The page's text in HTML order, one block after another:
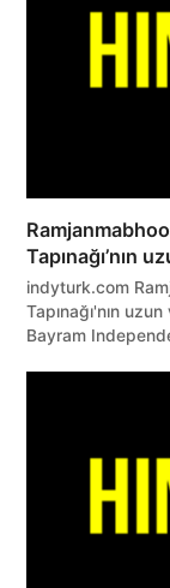
Tapınağı’nın
indyturk.com
Tapınağı'nın
Bayram